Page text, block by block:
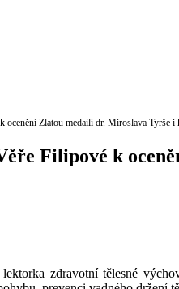
Zlatou medailí dr. Miroslava Tyrše
Filipové k
zdravotní tělesné